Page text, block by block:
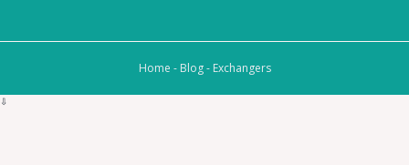
Home - Blog- Exchangers
⇩